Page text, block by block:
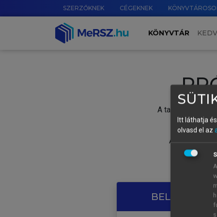
SZERZŐKNEK CÉGEKNEK
KÖNYVTÁR
A tartalom
A
BELÉPÉS
Itt láthatja
olvasd el az